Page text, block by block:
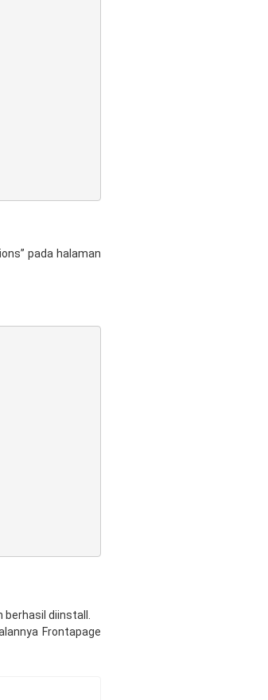
pada halaman
diinstall.
Frontapage